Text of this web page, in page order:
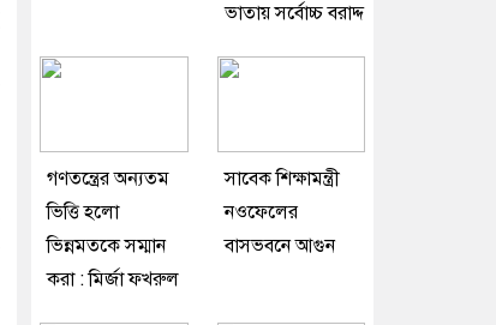
ভাতায় সর্বোচ্চ বরাদ্দ
গণতন্ত্রের অন্যতম
ভিত্তি হলো
ভিন্নমতকে সম্মান
করা : মির্জা ফখরুল
সাবেক শিক্ষামন্ত্রী
নওফেলের
বাসভবনে আগুন